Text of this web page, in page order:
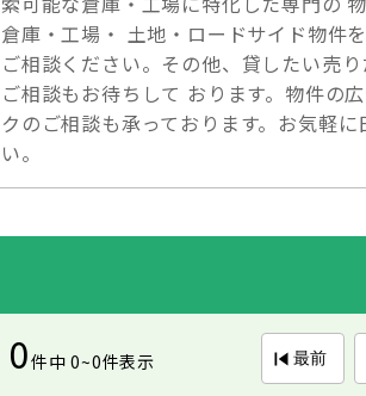
倉庫・工場・ 土地・ロードサイド物件
ご相談ください。その他、貸したい売
ご相談もお待ちして おります。物件の
クのご相談も承っております。お気軽
い。
0件中 0~0件表示 最前